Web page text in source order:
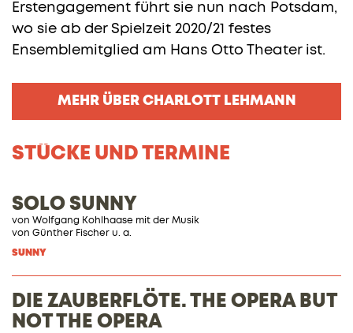
Erstengagement führt sie nun nach Potsdam,
wo sie ab der Spielzeit 2020/21 festes
Ensemblemitglied am Hans Otto Theater ist.
MEHR ÜBER CHARLOTT LEHMANN
STÜCKE UND TERMINE
SOLO SUNNY
von Wolfgang Kohlhaase mit der Musik
von Günther Fischer u. a.
SUNNY
DIE ZAUBERFLÖTE. THE OPERA BUT
NOT THE OPERA